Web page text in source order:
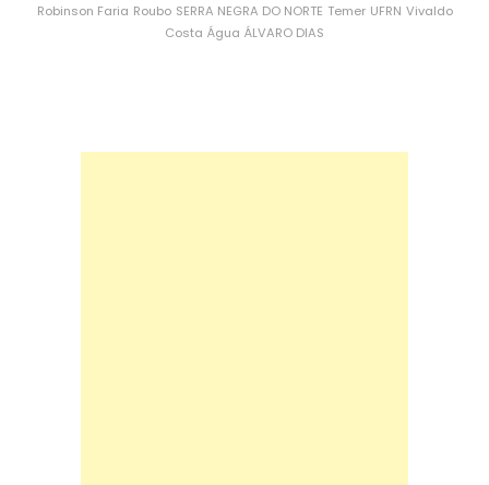
Robinson Faria Roubo SERRA NEGRA DO NORTE Temer UFRN Vivaldo
Costa Água ÁLVARO DIAS